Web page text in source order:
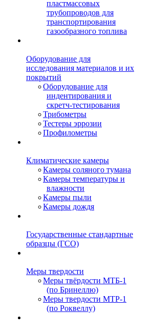
пластмассовых
трубопроводов для
транспортирования
газообразного топлива
Оборудование для
исследования материалов и их
покрытий
Оборудование для
индентирования и
скретч-тестирования
Трибометры
Тестеры эррозии
Профилометры
Климатические камеры
Камеры соляного тумана
Камеры температуры и
влажности
Камеры пыли
Камеры дождя
Государственные стандартные
образцы (ГСО)
Меры твердости
Меры твёрдости МТБ-1
(по Бринеллю)
Меры твердости МТР-1
(по Роквеллу)